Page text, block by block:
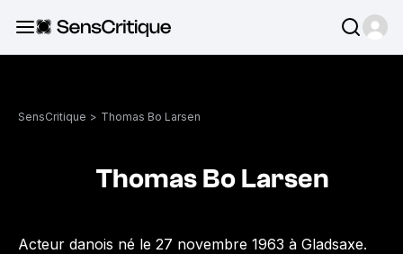
SensCritique > Thomas Bo Larsen
Thomas Bo Larsen
Acteur danois né le 27 novembre 1963 à Gladsaxe.